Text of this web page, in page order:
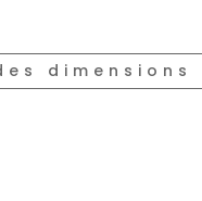
dimensions